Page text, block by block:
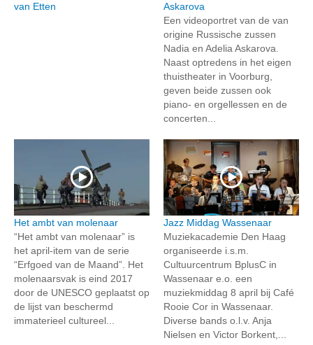
van Etten
Askarova
Een videoportret van de van
origine Russische zussen
Nadia en Adelia Askarova.
Naast optredens in het eigen
thuistheater in Voorburg,
geven beide zussen ook
piano- en orgellessen en de
concerten...
Het ambt van molenaar
“Het ambt van molenaar” is
het april-item van de serie
“Erfgoed van de Maand”. Het
molenaarsvak is eind 2017
door de UNESCO geplaatst op
de lijst van beschermd
immaterieel cultureel...
Jazz Middag Wassenaar
Muziekacademie Den Haag
organiseerde i.s.m.
Cultuurcentrum BplusC in
Wassenaar e.o. een
muziekmiddag 8 april bij Café
Rooie Cor in Wassenaar.
Diverse bands o.l.v. Anja
Nielsen en Victor Borkent,...